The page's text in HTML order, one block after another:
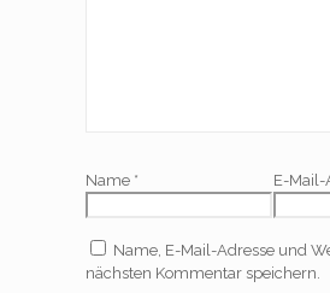
Name * E-
Name, E-Mail-Adresse und
nächsten Kommentar speichern.